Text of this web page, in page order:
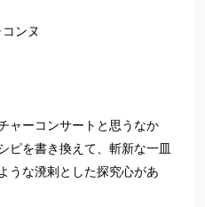
ンヌ
ャーコンサートと思うなか
ピを書き換えて、斬新な一皿
うな溌剌とした探究心があ